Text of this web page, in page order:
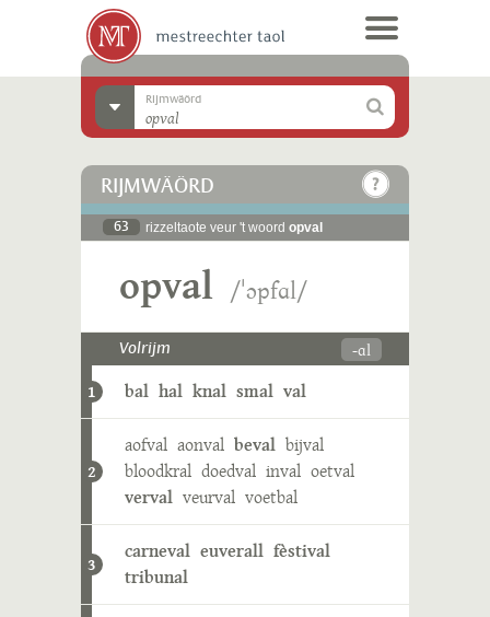
Rijmwäörd
RIJMWÄÖRD
63 rizzeltaote veur 't woord opval
opval /ˈɔpfɑl/
Volrijm -ɑl
1 bal hal knal smal val
2
aofval aonval beval bijval
bloodkral doedval inval oetval
verval veurval voetbal
3
carneval euverall fèstival
tribunal